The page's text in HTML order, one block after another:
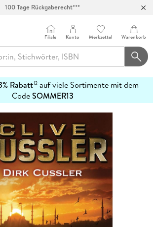
Abholung in über 100 Filialen
Filiale Konto Merkzettel Warenkorb
Rabatt12auf viele Sortimente mit dem
CodeSOMMER13